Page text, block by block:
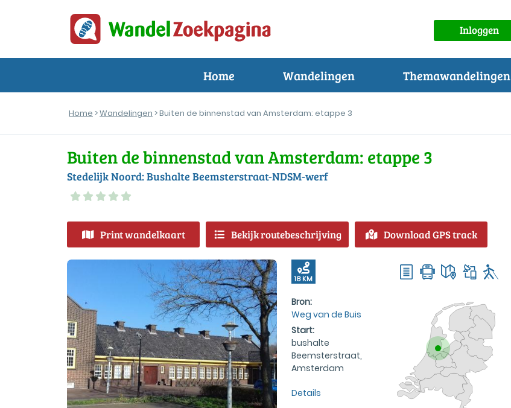
Inloggen
Home Wandelingen Themawandelingen
Home >Wandelingen > Buiten de binnenstad van Amsterdam: etappe 3
Buiten de binnenstad van Amsterdam: etappe 3
Stedelijk Noord: Bushalte Beemsterstraat-NDSM-werf
Print wandelkaart Bekijk routebeschrijving Download GPS track
18 KM
Bron:
Weg van de Buis
Start:
bushalte
Beemsterstraat,
Amsterdam
Details